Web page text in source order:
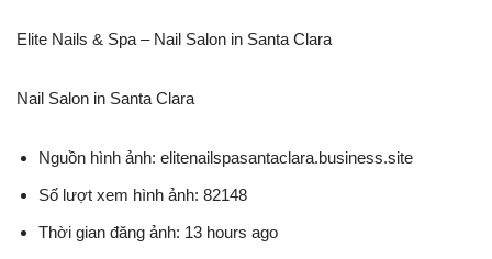
Elite Nails & Spa – Nail Salon in Santa Clara
Nail Salon in Santa Clara
Nguồn hình ảnh: elitenailspasantaclara.business.site
Số lượt xem hình ảnh: 82148
Thời gian đăng ảnh: 13 hours ago